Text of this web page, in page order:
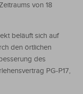
von 18
beläuft sich auf
den örtlichen
des
PG-P17,